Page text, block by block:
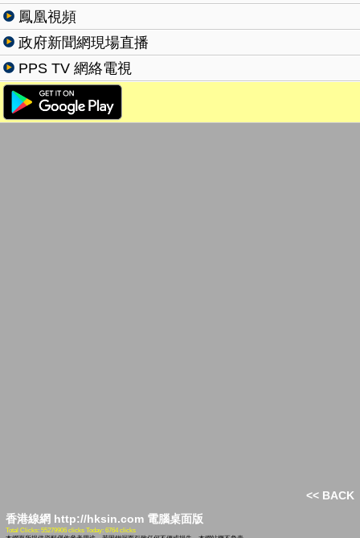
鳳凰視頻
政府新聞網現場直播
PPS TV 網絡電視
<< BACK
香港線網 http://hksin.com 電腦桌面版
Total Clicks: 55279906 clicks Today: 6764 clicks